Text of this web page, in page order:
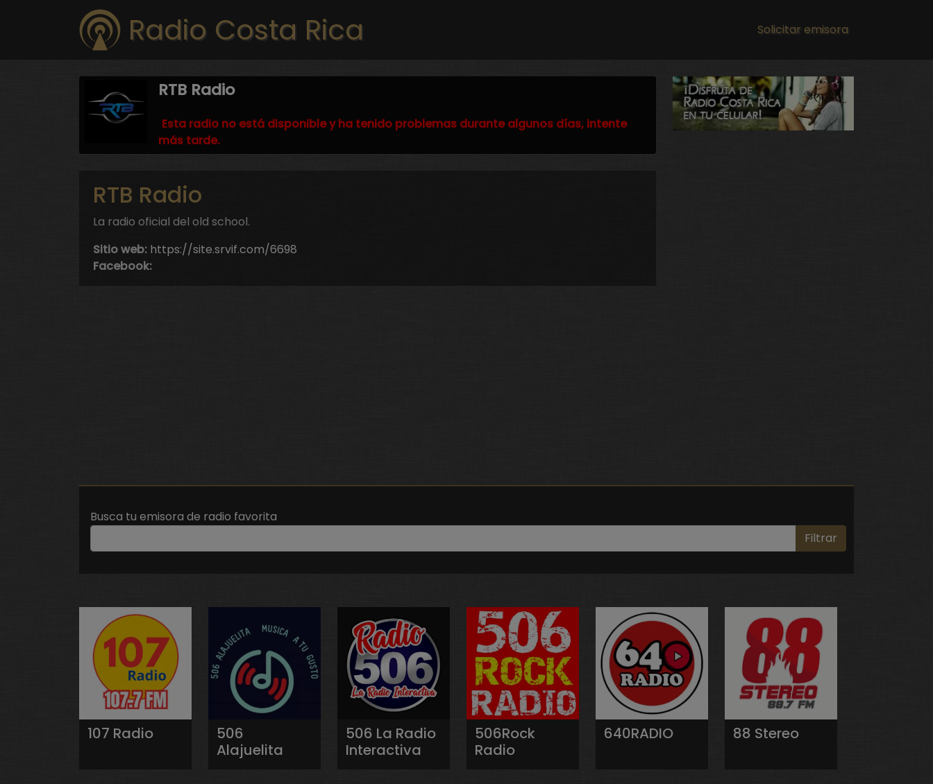
Radio Costa Rica Main navigation
Solicitar emisora
RTB Radio
Esta radio no está disponible y ha tenido problemas durante algunos días, intente
más tarde.
RTB Radio
La radio oficial del old school.
Sitio web: https://site.srvif.com/6698
Facebook:
Busca tu emisora de radio favorita
Filtrar
107 Radio
506
Alajuelita
506 La Radio
Interactiva
506Rock
Radio
640RADIO 88 Stereo